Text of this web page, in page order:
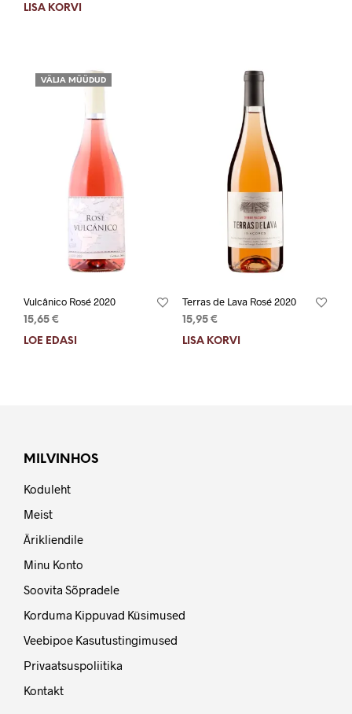
LISA KORVI
VÄLJA MÜÜDUD
Vulcânico Rosé 2020
15,65 €
LOE EDASI
Terras de Lava Rosé 2020
15,95 €
LISA KORVI
MILVINHOS
Koduleht
Meist
Ärikliendile
Minu Konto
Soovita Sõpradele
Korduma Kippuvad Küsimused
Veebipoe Kasutustingimused
Privaatsuspoliitika
Kontakt